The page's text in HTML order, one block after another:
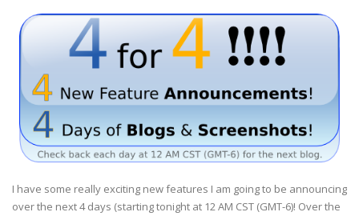
I have some really exciting new features I am going to be announcing
over the next 4 days (starting tonight at 12 AM CST (GMT-6)! Over the